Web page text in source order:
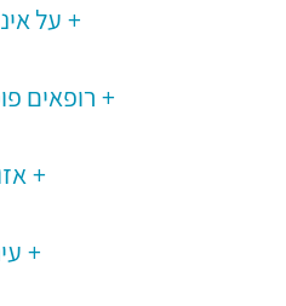
על
רופאים